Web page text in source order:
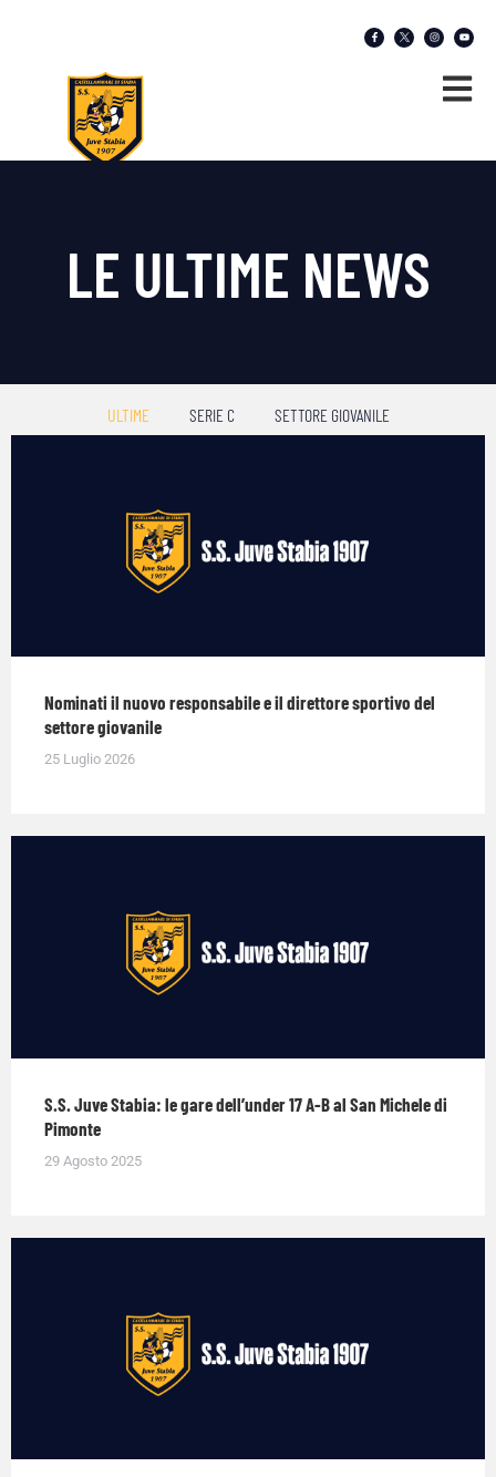
LE ULTIME NEWS
ULTIME SERIE C SETTORE GIOVANILE
Nominati il nuovo responsabile e il direttore sportivo del
settore giovanile
25 Luglio 2026
S.S. Juve Stabia: le gare dell’under 17 A-B al San Michele di
Pimonte
29 Agosto 2025